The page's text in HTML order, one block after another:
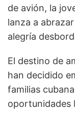
de avión, la
lanza a
alegría
El destino de
han decidido
familias
oportunidades